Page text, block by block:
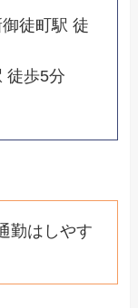
徒町駅 徒
徒歩5分
勤はしやす